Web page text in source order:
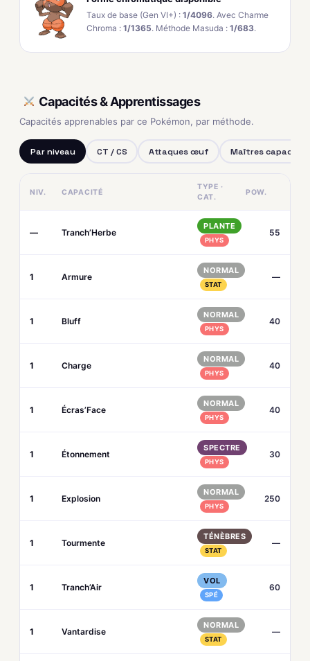
Taux de base (Gen VI+) : 1/4096. Avec Charme
Chroma : 1/1365. Méthode Masuda : 1/683.
Capacités & Apprentissages
Capacités apprenables par ce Pokémon, par méthode.
Par niveau CT / CS Attaques œuf Maîtres capacités
NIV. CAPACITÉ
TYPE ·
CAT.
POW.
— Tranch’Herbe
PLANTE
PHYS
55
1 Armure
NORMAL
STAT
—
1 Bluff
NORMAL
PHYS
40
1 Charge
NORMAL
PHYS
40
1 Écras’Face
NORMAL
PHYS
40
1 Étonnement
SPECTRE
PHYS
30
1 Explosion
NORMAL
PHYS
250
1 Tourmente
TÉNÈBRES
STAT
—
1 Tranch’Air
VOL
SPÉ
60
1 Vantardise
NORMAL
STAT
—